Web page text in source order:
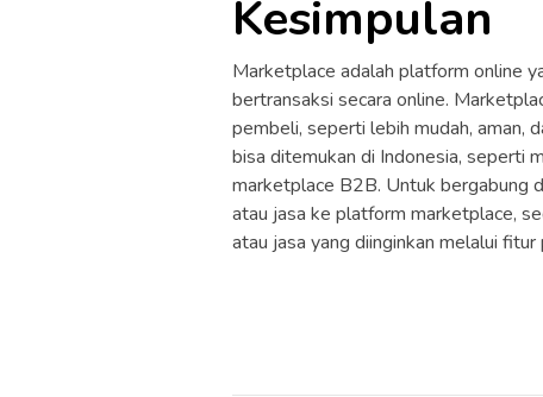
Kesimpulan
Marketplace adalah platform online
bertransaksi secara online.
pembeli, seperti lebih mudah, aman,
bisa ditemukan di Indonesia, seperti
marketplace B2B. Untuk bergabung
atau jasa ke platform marketplace,
atau jasa yang diinginkan melalui